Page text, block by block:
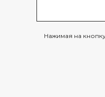
Нажимая на